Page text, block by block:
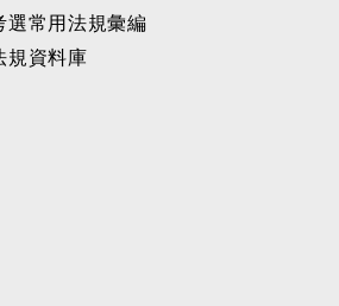
選常用法規彙編
規資料庫